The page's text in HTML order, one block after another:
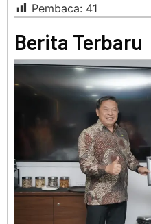
Pembaca: 41
Berita Terbaru